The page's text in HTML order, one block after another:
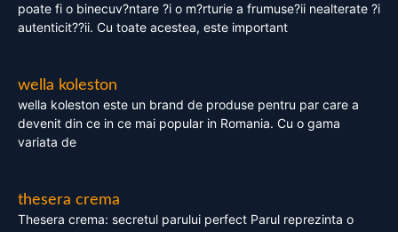
poate fi o binecuv?ntare ?i o m?rturie a frumuse?ii nealterate ?i
autenticit??ii. Cu toate acestea, este important
wella koleston
wella koleston este un brand de produse pentru par care a
devenit din ce in ce mai popular in Romania. Cu o gama
variata de
thesera crema
Thesera crema: secretul parului perfect Parul reprezinta o